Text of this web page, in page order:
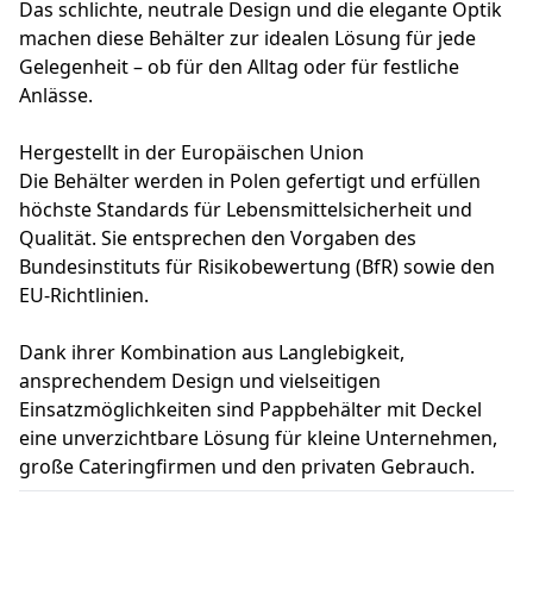
Das schlichte, neutrale Design und die elegante Optik
machen diese Behälter zur idealen Lösung für jede
Gelegenheit – ob für den Alltag oder für festliche
Anlässe.
Hergestellt in der Europäischen Union
Die Behälter werden in Polen gefertigt und erfüllen
höchste Standards für Lebensmittelsicherheit und
Qualität. Sie entsprechen den Vorgaben des
Bundesinstituts für Risikobewertung (BfR) sowie den
EU-Richtlinien.
Dank ihrer Kombination aus Langlebigkeit,
ansprechendem Design und vielseitigen
Einsatzmöglichkeiten sind Pappbehälter mit Deckel
eine unverzichtbare Lösung für kleine Unternehmen,
große Cateringfirmen und den privaten Gebrauch.